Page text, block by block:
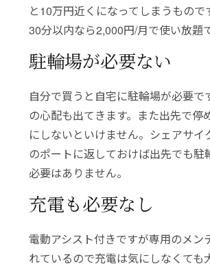
と10万円近くになってしまうもので
30分以内なら2,000円/月で使い放題で
駐輪場が必要ない
自分で買うと自宅に駐輪場が必要で
の心配も出てきます。また出先で停
にしないといけません。シェアサイ
のポートに返しておけば出先でも駐
必要はありません。
充電も必要なし
電動アシスト付きですが専用のメン
れているので充電は気にしなくても